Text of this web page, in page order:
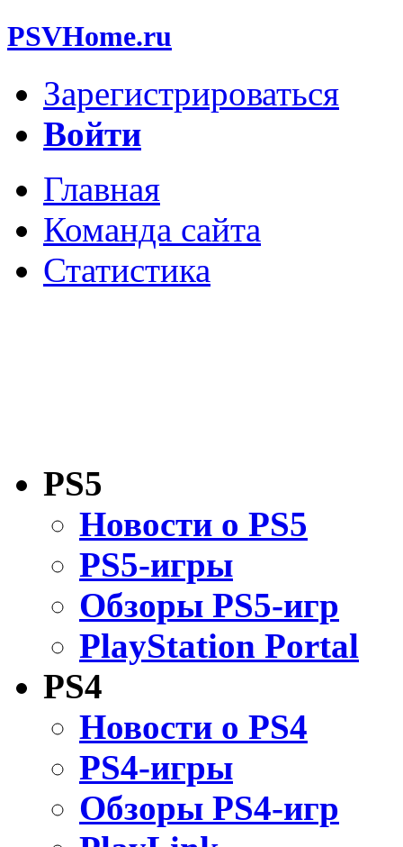
PSVHome.ru
Зарегистрироваться
Войти
Главная
Команда сайта
Статистика
PS5
Новости о PS5
PS5-игры
Обзоры PS5-игр
PlayStation Portal
PS4
Новости о PS4
PS4-игры
Обзоры PS4-игр